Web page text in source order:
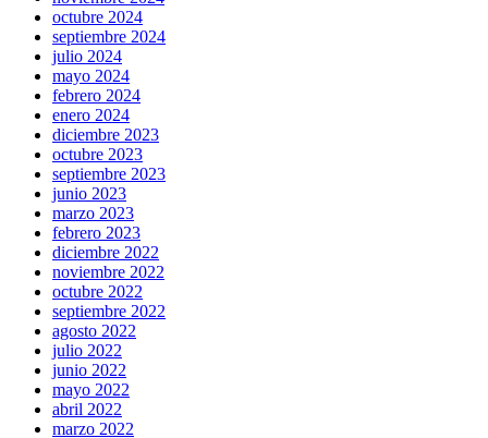
octubre 2024
septiembre 2024
julio 2024
mayo 2024
febrero 2024
enero 2024
diciembre 2023
octubre 2023
septiembre 2023
junio 2023
marzo 2023
febrero 2023
diciembre 2022
noviembre 2022
octubre 2022
septiembre 2022
agosto 2022
julio 2022
junio 2022
mayo 2022
abril 2022
marzo 2022